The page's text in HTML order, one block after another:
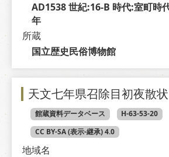
AD1538 世紀:16-B 時代:室町時
年
所蔵
国立歴史民俗博物館
天文七年県召除目初夜散状
館蔵資料データベース
H-63-53-20
CC BY-SA (表示-継承) 4.0
地域名